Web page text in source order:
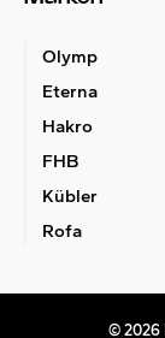
Olymp
Eterna
Hakro
FHB
Kübler
Rofa
© 2026